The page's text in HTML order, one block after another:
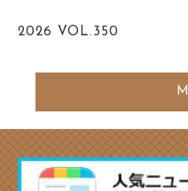
2026 VOL.350